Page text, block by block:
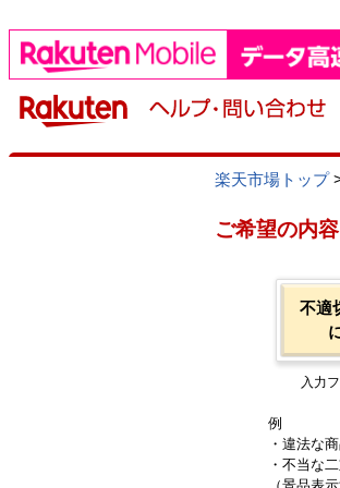
楽天市場トップ
ご希望の内
不適
入力
例
・違法な
・不当な